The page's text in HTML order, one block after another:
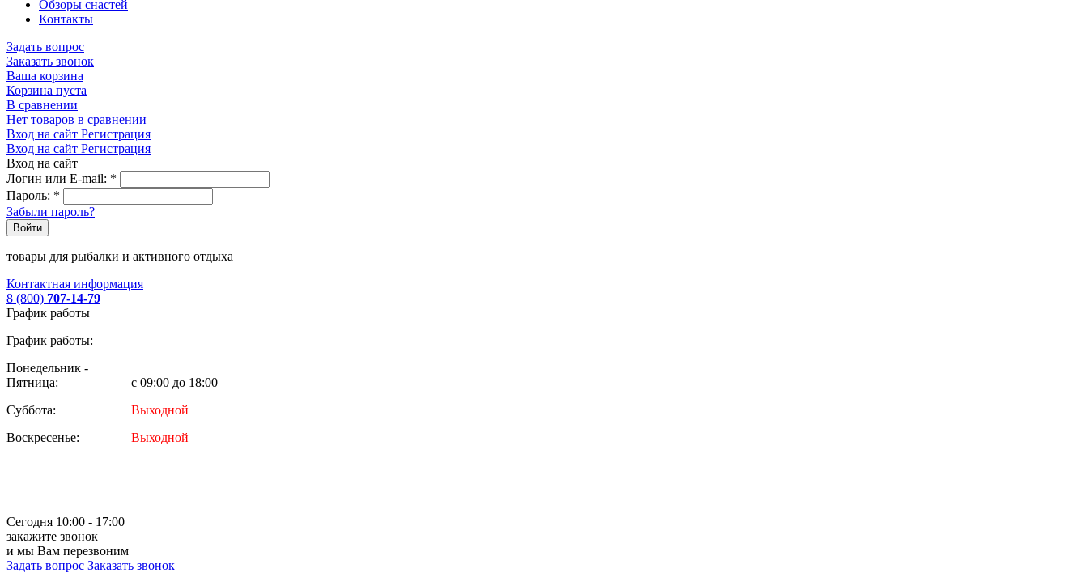
Обзоры снастей
Контакты
Задать вопрос
Заказать звонок
Ваша корзина
Корзина пуста
В сравнении
Нет товаров в сравнении
Вход на сайт Регистрация
Вход на сайт Регистрация
Вход на сайт
Логин или E-mail: *
Пароль: *
Забыли пароль?
Войти
товары для рыбалки и активного отдыха
Контактная информация
8 (800) 707-14-79
График работы
График работы:
Понедельник -
Пятница:
с 09:00 до 18:00
Суббота:
Выходной
Воскресенье:
Выходной
Сегодня 10:00 - 17:00
закажите звонок
и мы Вам перезвоним
Задать вопрос Заказать звонок